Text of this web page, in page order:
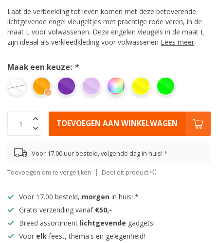
Laat de verbeelding tot leven komen met deze betoverende
lichtgevende engel vleugeltjes met prachtige rode veren, in de
maat L voor volwassenen. Deze engelen vleugels in de maat L
zijn ideaal als verkleedkleding voor volwassenen Lees meer.
Maak een keuze: *
TOEVOEGEN AAN WINKELWAGEN
Voor 17.00 uur besteld, volgende dag in huis! *
Toevoegen om te vergelijken Deel dit product
Voor 17.00 besteld, morgen in huis! *
Gratis verzending vanaf €50,-
Breed assortiment lichtgevende gadgets!
Voor elk feest, thema's en gelegenheid!